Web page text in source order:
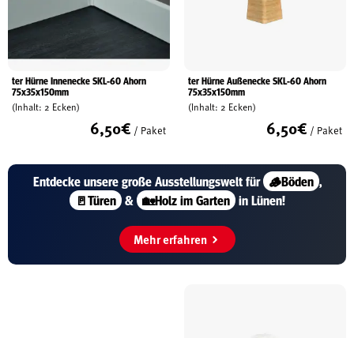
ter Hürne Innenecke SKL-60 Ahorn
75x35x150mm
(Inhalt: 2 Ecken)
6,50€ / Paket
ter Hürne Außenecke SKL-60 Ahorn
75x35x150mm
(Inhalt: 2 Ecken)
6,50€ / Paket
Entdecke unsere großeAusstellungswelt für 🪵Böden ,
🚪Türen & 🏡Holz im Garten in Lünen!
Mehr erfahren